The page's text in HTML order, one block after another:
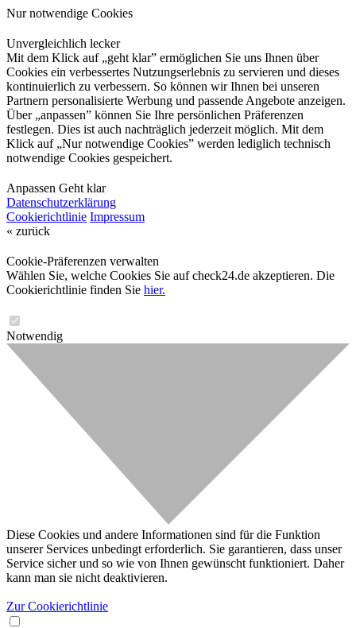
Nur notwendige Cookies
Unvergleichlich lecker
Mit dem Klick auf „geht klar” ermöglichen Sie uns Ihnen über
Cookies ein verbessertes Nutzungserlebnis zu servieren und dieses
kontinuierlich zu verbessern. So können wir Ihnen bei unseren
Partnern personalisierte Werbung und passende Angebote anzeigen.
Über „anpassen” können Sie Ihre persönlichen Präferenzen
festlegen. Dies ist auch nachträglich jederzeit möglich. Mit dem
Klick auf „Nur notwendige Cookies” werden lediglich technisch
notwendige Cookies gespeichert.
Anpassen Geht klar
Datenschutzerklärung
Cookierichtlinie Impressum
« zurück
Cookie-Präferenzen verwalten
Wählen Sie, welche Cookies Sie auf check24.de akzeptieren. Die
Cookierichtlinie finden Sie hier.
Notwendig
Diese Cookies und andere Informationen sind für die Funktion
unserer Services unbedingt erforderlich. Sie garantieren, dass unser
Service sicher und so wie von Ihnen gewünscht funktioniert. Daher
kann man sie nicht deaktivieren.
Zur Cookierichtlinie